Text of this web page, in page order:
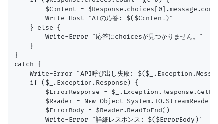
$Content =
        Write-Host "AIの応答: $($Content)"
    } else {
        Write-Error "応答にchoicesが見つかりません。"
    }
}
catch {
Write-Error "API呼び出し失敗:
    if ($_.Exception.Response) {
$ErrorResponse =
$Reader = New-Object
        $ErrorBody = $Reader.ReadToEnd()
        Write-Error "詳細レスポンス: $($ErrorBody)"